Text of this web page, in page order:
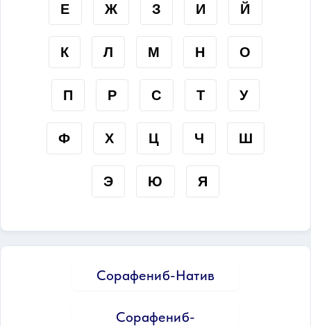
Е Ж З И Й
К Л М Н О
П Р С Т У
Ф Х Ц Ч Ш
Э Ю Я
Сорафениб-Натив
Сорафениб-